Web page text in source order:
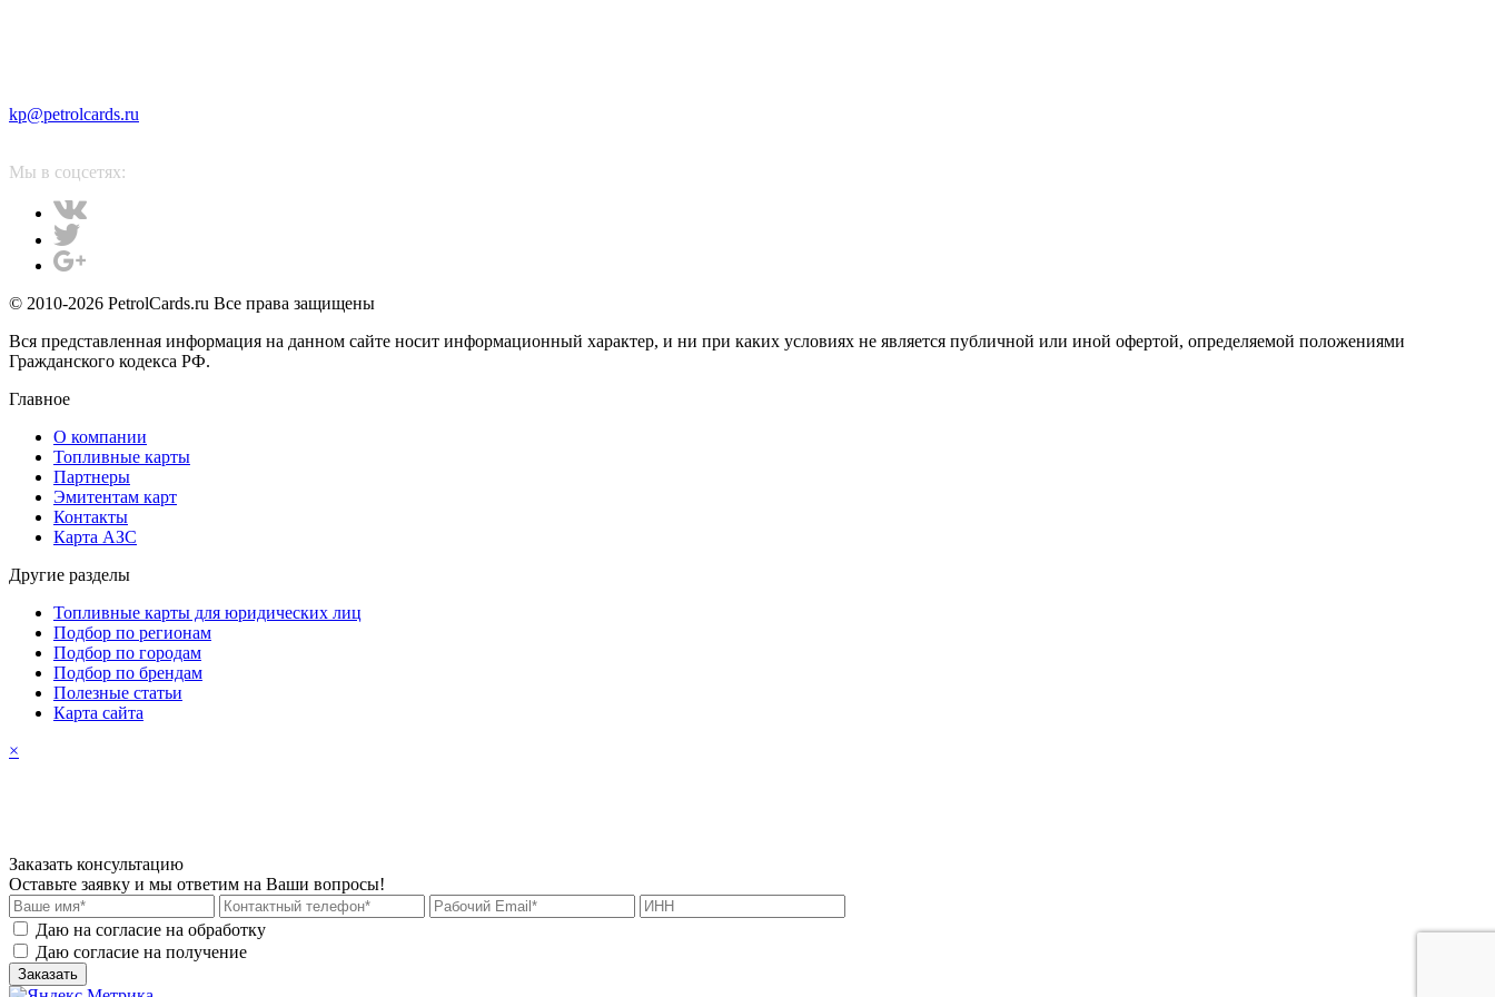
kp@petrolcards.ru
Мы в соцсетях:
© 2010-2026 PetrolCards.ru Все права защищены
Вся представленная информация на данном сайте носит информационный характер, и ни при каких условиях не является публичной или иной офертой, определяемой положениями
Гражданского кодекса РФ.
Главное
О компании
Топливные карты
Партнеры
Эмитентам карт
Контакты
Карта АЗС
Другие разделы
Топливные карты для юридических лиц
Подбор по регионам
Подбор по городам
Подбор по брендам
Полезные статьи
Карта сайта
×
Заказать консультацию
Оставьте заявку и мы ответим на Ваши вопросы!
Даю на согласие на обработку
Даю согласие на получение
Заказать